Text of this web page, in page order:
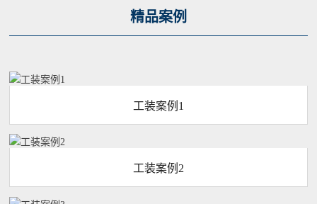
精品案例
工装案例1
工装案例2